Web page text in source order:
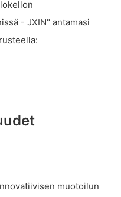
- JXIN" antamasi
muotoilun